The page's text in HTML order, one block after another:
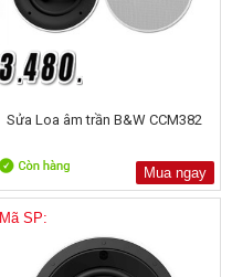
Sửa Loa âm trần B&W CCM382
Mua ngay
Mã SP: